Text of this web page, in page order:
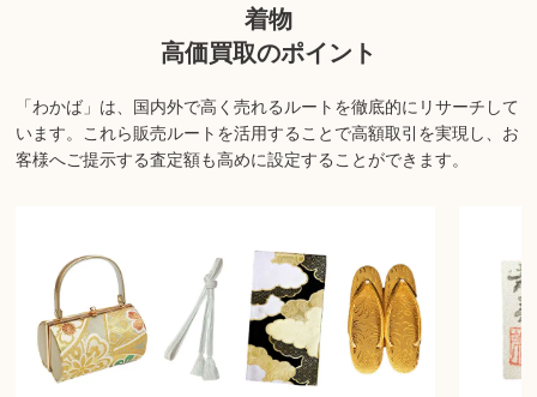
す。詳しくは店舗までお問い合わせください。
着物
高価買取のポイント
「わかば」は、国内外で高く売れるルートを徹底的にリサーチして
います。 これら販売ルートを活用することで高額取引を実現し、お
客様へご提示する査定額も高めに設定することができます。